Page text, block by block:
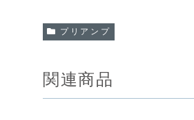
プリアンプ
関連商品